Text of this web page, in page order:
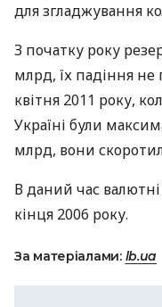
для згладжування
З початку року
млрд, їх падіння не
квітня 2011 року,
Україні були
млрд, вони
В даний час
кінця 2006 року.
За матеріалами: lb.ua